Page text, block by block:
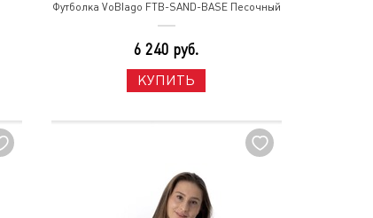
Футболка VoBlago FTB-SAND-BASE Песочный
6 240 руб.
КУПИТЬ